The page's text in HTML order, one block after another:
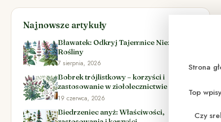
Strona
Top
Czy
Najnowsze artykuły
Bławatek: Odkryj Tajemnice Niezwykłej
Rośliny
7 sierpnia, 2026
Bobrek trójlistkowy – korzyści i
zastosowanie w ziołolecznictwie
19 czerwca, 2026
Biedrzeniec anyż: Właściwości,